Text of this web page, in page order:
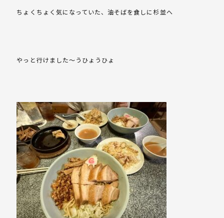
ちょくちょく気になっていた、油そばを食しに杉並へ
やっと行けました～うひょうひょ